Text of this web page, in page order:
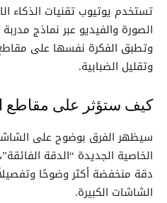
تستخدم يوتيوب تقنيات الذكاء
الصورة والفيديو عبر نماذج
وتطبق الفكرة نفسها على مقاطع
وتقليل الضبابية.
كيف ستؤثر على مقاطع
سيظهر الفرق بوضوح على
الخاصية الجديدة “الدقة
دقة منخفضة أكثر وضوحًا
الشاشات الكبيرة.